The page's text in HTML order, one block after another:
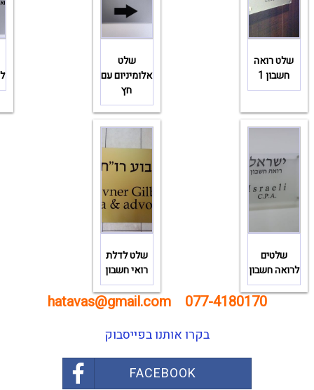
שלט רואה
חשבון 1
שלט
אלומיניום עם
חץ
שלטים
לרואה חשבון
שלט לדלת
רואי חשבון
077-4180170
hatavas@gmail.com
בקרו אותנו בפייסבוק
FACEBOOK